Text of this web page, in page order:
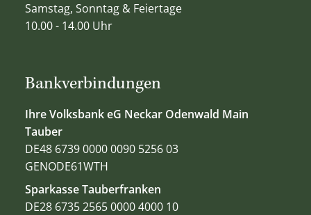
Bankverbindungen
Ihre Volksbank eG Neckar Odenwald Main
Tauber
DE48 6739 0000 0090 5256 03
GENODE61WTH
Sparkasse Tauberfranken
DE28 6735 2565 0000 4000 10
Samstag, Sonntag & Feiertage
10.00 - 14.00 Uhr